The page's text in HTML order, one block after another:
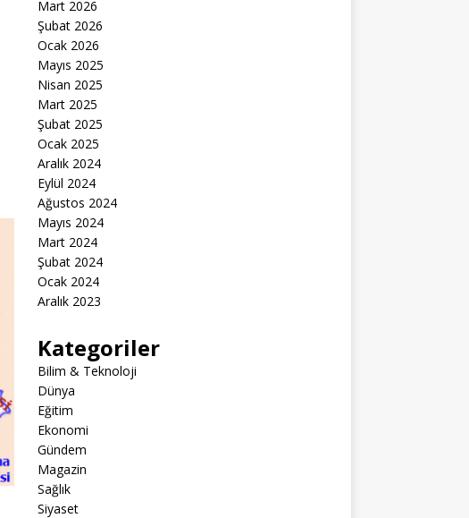
Mart 2026
Şubat 2026
Ocak 2026
Mayıs 2025
Nisan 2025
Mart 2025
Şubat 2025
Ocak 2025
Aralık 2024
Eylül 2024
Ağustos 2024
Mayıs 2024
Mart 2024
Şubat 2024
Ocak 2024
Aralık 2023
Kategoriler
Bilim & Teknoloji
Dünya
Eğitim
Ekonomi
Gündem
Magazin
Sağlık
Siyaset